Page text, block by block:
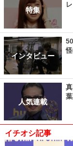
特集
インタビュー
人気連載
イチオシ記事